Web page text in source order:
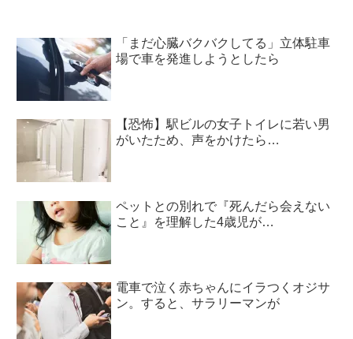
「まだ心臓バクバクしてる」立体駐車
場で車を発進しようとしたら
【恐怖】駅ビルの女子トイレに若い男
がいたため、声をかけたら…
ペットとの別れで『死んだら会えない
こと』を理解した4歳児が…
電車で泣く赤ちゃんにイラつくオジサ
ン。すると、サラリーマンが